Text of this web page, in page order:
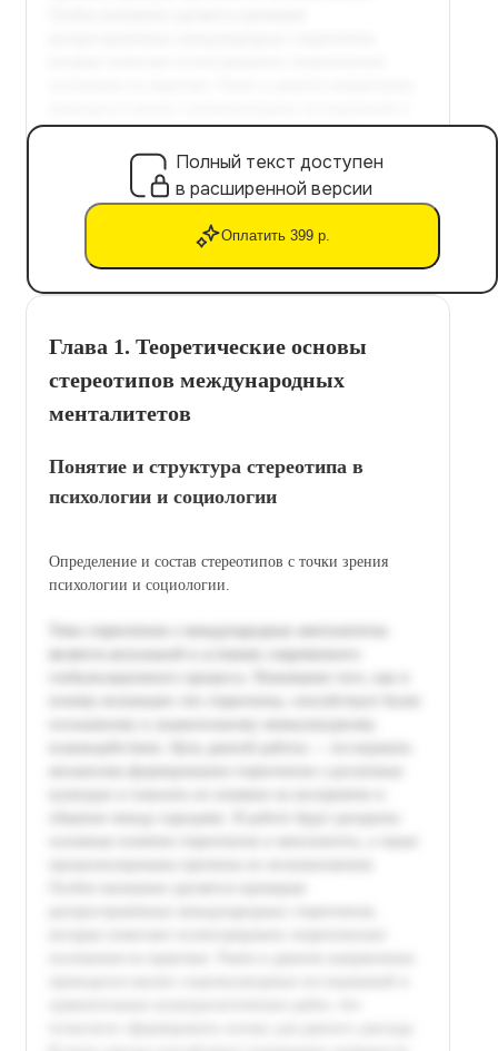
Полный текст доступен
в расширенной версии
Оплатить 399 р.
Глава 1. Теоретические основы
стереотипов международных
менталитетов
Понятие и структура стереотипа в
психологии и социологии
Определение и состав стереотипов с точки зрения
психологии и социологии.